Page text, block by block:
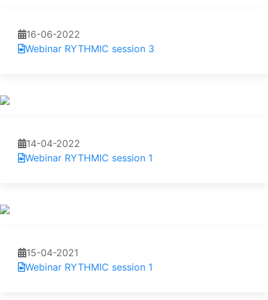
16-06-2022
Webinar RYTHMIC session 3
14-04-2022
Webinar RYTHMIC session 1
15-04-2021
Webinar RYTHMIC session 1